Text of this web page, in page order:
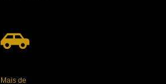
Mais de